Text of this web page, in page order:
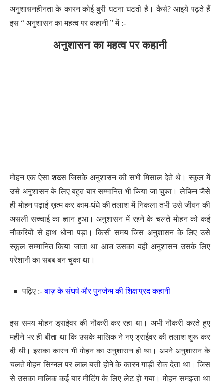
अनुशासनहीनता के कारन कोई बुरी घटना घटती है। कैसे? आइये पढ़ते हैं
इस “ अनुशासन का महत्व पर कहानी ” में :-
अनुशासन का महत्व पर कहानी
मोहन एक ऐसा शख्स जिसके अनुशासन की सभी मिसाल देते थे। स्कूल में
उसे अनुशासन के लिए बहुत बार सम्मानित भी किया जा चुका। लेकिन जैसे
ही मोहन पढ़ाई ख़त्म कर काम-धंधे की तलाश में निकला तभी उसे जीवन की
असली सच्चाई का ज्ञान हुआ। अनुशासन में रहने के चलते मोहन को कई
नौकरियों से हाथ धोना पड़ा। किसी समय जिस अनुशासन के लिए उसे
स्कूल सम्मानित किया जाता था आज उसका यही अनुशासन उसके लिए
परेशानी का सबब बन चुका था।
पढ़िए :-बाज़ के संघर्ष और पुनर्जन्म की शिक्षाप्रद कहानी
इस समय मोहन ड्राईवर की नौकरी कर रहा था। अभी नौकरी करते हुए
महीने भर ही बीता था कि उसके मालिक ने नए ड्राईवर की तलाश शुरू कर
दी थी। इसका कारन भी मोहन का अनुशासन ही था। अपने अनुशासन के
चलते मोहन सिग्नल पर लाल बत्ती होने के कारन गाड़ी रोक देता था। जिस
से उसका मालिक कई बार मीटिंग के लिए लेट हो गया। मोहन समझता था